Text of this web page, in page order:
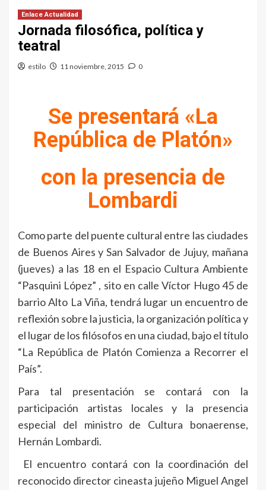
Enlace Actualidad
Jornada filosófica, política y
teatral
estilo 11 noviembre, 2015 0
Se presentará «La
República de Platón»
con la presencia de
Lombardi
Como parte del puente cultural entre las ciudades
de Buenos Aires y San Salvador de Jujuy, mañana
(jueves) a las 18 en el Espacio Cultura Ambiente
“Pasquini López” , sito en calle Víctor Hugo 45 de
barrio Alto La Viña, tendrá lugar un encuentro de
reflexión sobre la justicia, la organización política y
el lugar de los filósofos en una ciudad, bajo el título
“La República de Platón Comienza a Recorrer el
País”.
Para tal presentación se contará con la
participación artistas locales y la presencia
especial del ministro de Cultura bonaerense,
Hernán Lombardi.
El encuentro contará con la coordinación del
reconocido director cineasta jujeño Miguel Angel